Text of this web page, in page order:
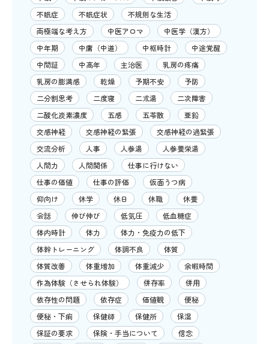
不眠症
不眠症状
不規則な生活
両極端な考え方
中医アロマ
中医学（漢方）
中年期
中庸（中道） 中枢時計
中途覚醒
中間証
中高年 主治医
乳房の疼痛
乳房の膨満感
乾燥 予期不安
予防
二分割思考
二度寝 二朮湯
二次障害
二酸化炭素濃度
五感 五苓散
亜鉛
交感神経
交感神経の緊張
交感神経の過緊張
交流分析
人事 人参湯
人参養栄湯
人間力
人間関係
仕事に行けない
仕事の価値
仕事の評価
仮面うつ病
仰向け
休学 休日 休職
休養
会話
伸び伸び 低気圧
低血糖症
体内時計
体力
体力・免疫力の低下
体幹トレーニング
体調不良
体質
体質改善
体重増加 体重減少
余暇時間
作為体験（させられ体験）
併存率
併用
依存性の問題
依存症 価値観
便秘
便秘・下痢
保健師 保健所
保湿
保証の要求
保険・手当について
信念